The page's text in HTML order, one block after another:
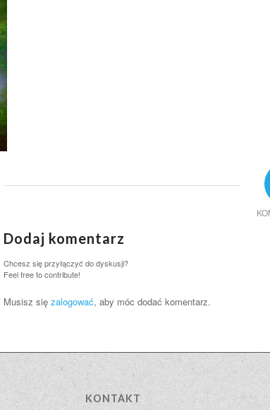
Dodaj komentarz
Chcesz się przyłączyć do dyskusji?
Feel free to contribute!
Musisz się zalogować, aby móc dodać komentarz.
KONTAKT